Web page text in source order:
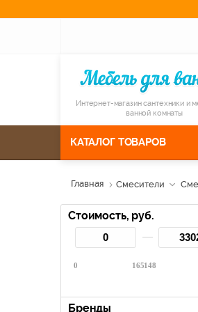
Интернет-магазин сантехники и
ванной комнаты
КАТАЛОГ ТОВАРОВ
Главная Смесители
Стоимость, руб.
0 165148
Бренды